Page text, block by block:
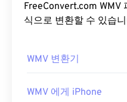
FreeConvert.com WMV 파일을 다음과 같은 다른 형
식으로 변환할 수 있습
WMV 변환기
WMV 에게 iPhone